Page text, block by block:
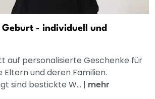
Geburt - individuell und
auf personalisierte Geschenke für
und deren Familien.
sind bestickte W... | mehr